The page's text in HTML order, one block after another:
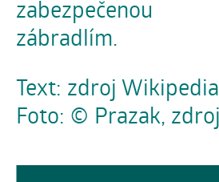
zabezpečenou
zábradlím.
Text: zdroj
Foto: © Prazak, zdroj